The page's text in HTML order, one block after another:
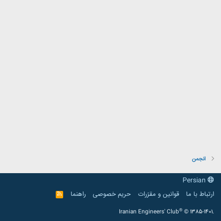
انجمن
ارتباط با ما
قوانین و مقرّرات حریم خصوصی راهنما
R
S
Iranian Engineers' Club® © 1385-1401.